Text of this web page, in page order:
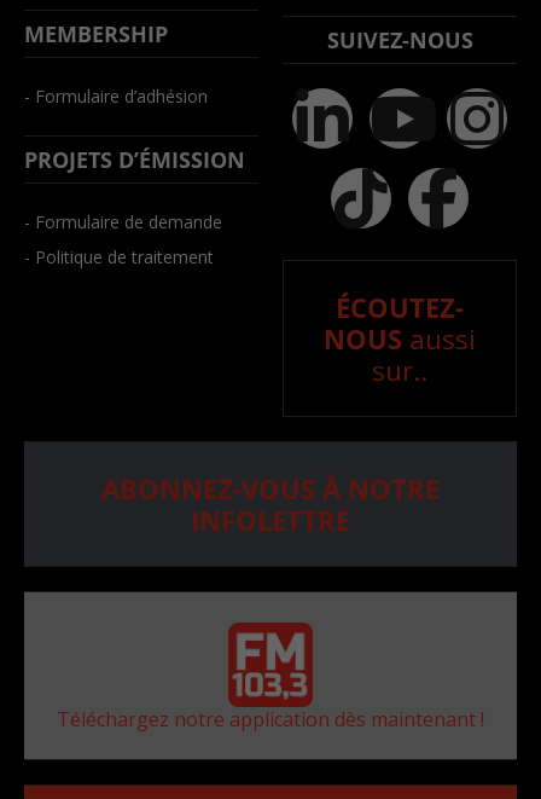
MEMBERSHIP
- Formulaire d’adhésion
PROJETS D’ÉMISSION
- Formulaire de demande
- Politique de traitement
SUIVEZ-NOUS
ÉCOUTEZ-
NOUS aussi
sur..
ABONNEZ-VOUS À NOTRE
INFOLETTRE
Téléchargez notre application dès maintenant !